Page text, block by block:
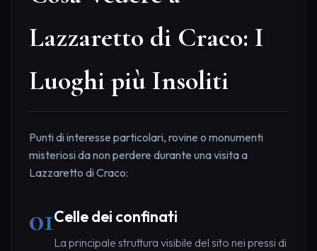
Lazzaretto di Craco: I
Luoghi più Insoliti
Punti di interesse particolari, rovine o monumenti
misteriosi da non perdere durante una visita a
Lazzaretto di Craco:
01Celle dei confinati
La principale struttura visibile del sito nei pressi di